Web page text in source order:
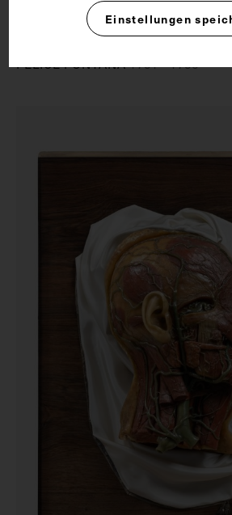
Kopf-Hals-Arterien
FELICE FONTANA1781 - 1786
Einstellungen